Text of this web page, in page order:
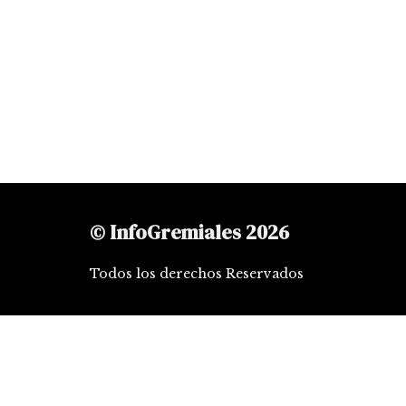
© InfoGremiales 2026
Todos los derechos Reservados